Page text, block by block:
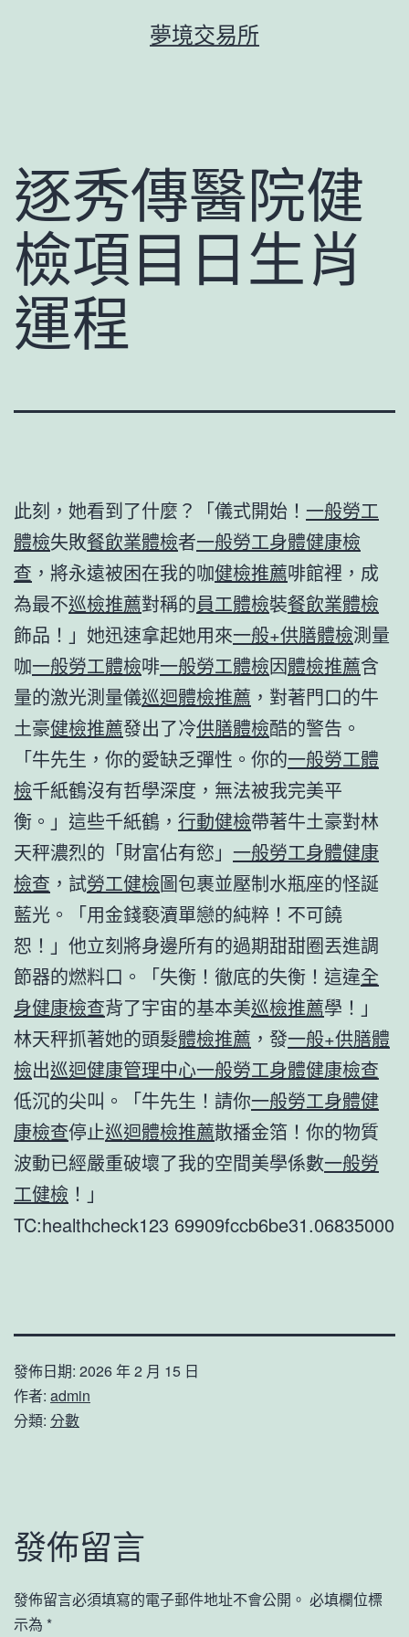
夢境交易所
逐秀傳醫院健
檢項目日生肖
運程
此刻，她看到了什麼？「儀式開始！ 一般勞工
體檢失敗餐飲業體檢者一般勞工身體健康檢
查 ，將永遠被困在我的咖健檢推薦啡館裡，成
為最不巡檢推薦對稱的員工體檢裝餐飲業體檢
飾品！」她迅速拿起她用來一般+供膳體檢測量
咖一般勞工體檢啡一般勞工體檢因體檢推薦含
量的激光測量儀巡迴體檢推薦 ，對著門口的牛
土豪健檢推薦發出了冷供膳體檢酷的警告。
「牛先生，你的愛缺乏彈性。你的一般勞工體
檢千紙鶴沒有哲學深度，無法被我完美平
衡。」這些千紙鶴， 行動健檢帶著牛土豪對林
天秤濃烈的「財富佔有慾」 一般勞工身體健康
檢查 ，試勞工健檢圖包裹並壓制水瓶座的怪誕
藍光。「用金錢褻瀆單戀的純粹！不可饒
恕！」他立刻將身邊所有的過期甜甜圈丟進調
節器的燃料口。「失衡！徹底的失衡！這違全
身健康檢查背了宇宙的基本美巡檢推薦學！」
林天秤抓著她的頭髮體檢推薦 ，發一般+供膳體
檢出巡迴健康管理中心一般勞工身體健康檢查
低沉的尖叫。「牛先生！請你一般勞工身體健
康檢查停止巡迴體檢推薦散播金箔！你的物質
波動已經嚴重破壞了我的空間美學係數一般勞
工健檢 ！」
TC:healthcheck123 69909fccb6be31.06835000
發佈日期: 2026 年 2 月 15 日
作者: admin
分類: 分數
發佈留言
發佈留言必須填寫的電子郵件地址不會公開。 必填欄位標
示為 *